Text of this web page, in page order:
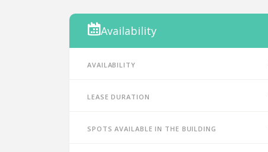
Availability
Availability
Lease duration
Spots available in the building